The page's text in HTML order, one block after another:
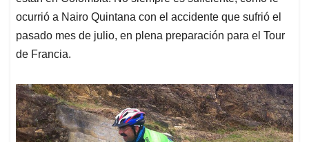
ocurrió a Nairo Quintana con el accidente que sufrió el
pasado mes de julio, en plena preparación para el Tour
de Francia.